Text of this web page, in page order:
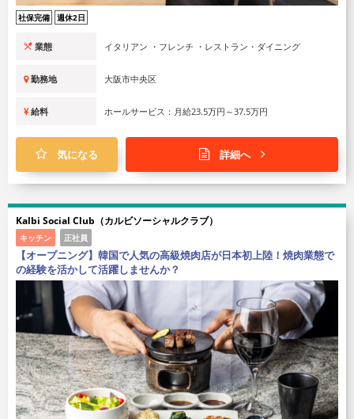
社保完備 週休2日
業態 イタリアン ・フレンチ ・レストラン・ダイニング
勤務地 大阪市中央区
給料 ホールサービス：月給23.5万円～37.5万円
気になる 詳細へ
Kalbi Social Club（カルビソーシャルクラブ）
キッチン 正社員
【オープニング】韓国で人気の高級焼肉店が日本初上陸！焼肉業態で
の経験を活かして活躍しませんか？